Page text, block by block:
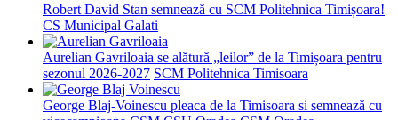
Robert David Stan semnează cu SCM Politehnica Timișoara!
CS Municipal Galati
Aurelian Gavriloaia se alătură „leilor” de la Timișoara pentru
sezonul 2026-2027 SCM Politehnica Timisoara
George Blaj-Voinescu pleaca de la Timisoara si semnează cu